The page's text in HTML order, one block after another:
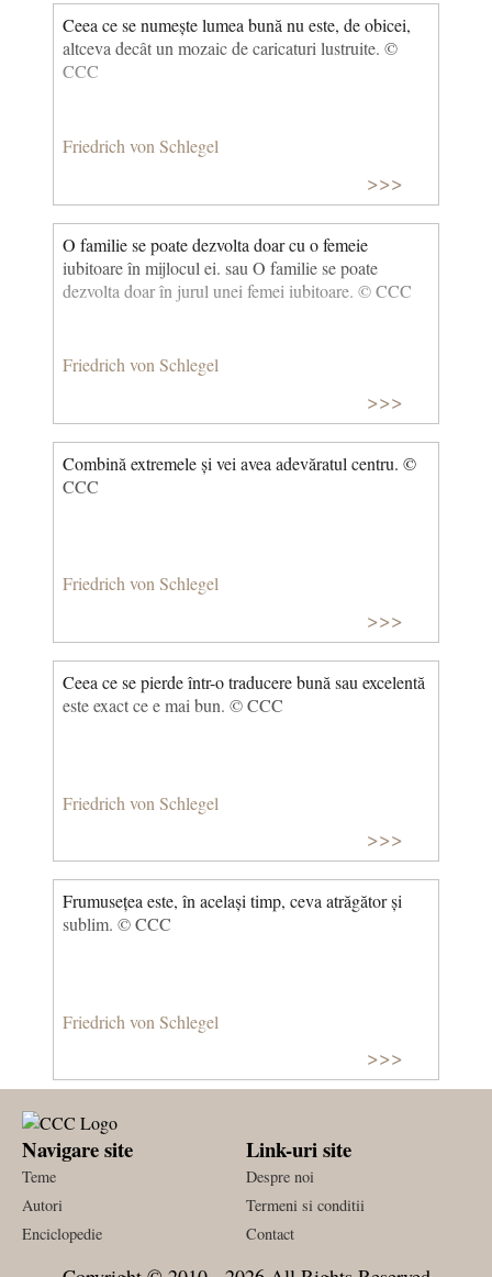
Ceea ce se numește lumea bună nu este, de obicei,
altceva decât un mozaic de caricaturi lustruite. ©
CCC
Friedrich von Schlegel
>>>
O familie se poate dezvolta doar cu o femeie
iubitoare în mijlocul ei. sau O familie se poate
dezvolta doar în jurul unei femei iubitoare. © CCC
Friedrich von Schlegel
>>>
Combină extremele și vei avea adevăratul centru. ©
CCC
Friedrich von Schlegel
>>>
Ceea ce se pierde într-o traducere bună sau excelentă
este exact ce e mai bun. © CCC
Friedrich von Schlegel
>>>
Frumusețea este, în același timp, ceva atrăgător și
sublim. © CCC
Friedrich von Schlegel
>>>
Navigare site
Teme
Autori
Enciclopedie
Link-uri site
Despre noi
Termeni si conditii
Contact